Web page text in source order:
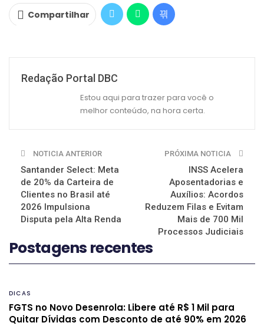
Compartilhar
Redação Portal DBC
Estou aqui para trazer para você o
melhor conteúdo, na hora certa.
NOTICIA ANTERIOR
Santander Select: Meta
de 20% da Carteira de
Clientes no Brasil até
2026 Impulsiona
Disputa pela Alta Renda
PRÓXIMA NOTICIA
INSS Acelera
Aposentadorias e
Auxílios: Acordos
Reduzem Filas e Evitam
Mais de 700 Mil
Processos Judiciais
Postagens recentes
DICAS
FGTS no Novo Desenrola: Libere até R$ 1 Mil para
Quitar Dívidas com Desconto de até 90% em 2026